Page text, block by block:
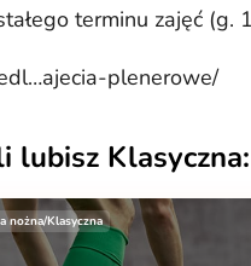
terminu zajęć
plenerowe/
lubisz Klasyczna:
nożna/Klasyczna